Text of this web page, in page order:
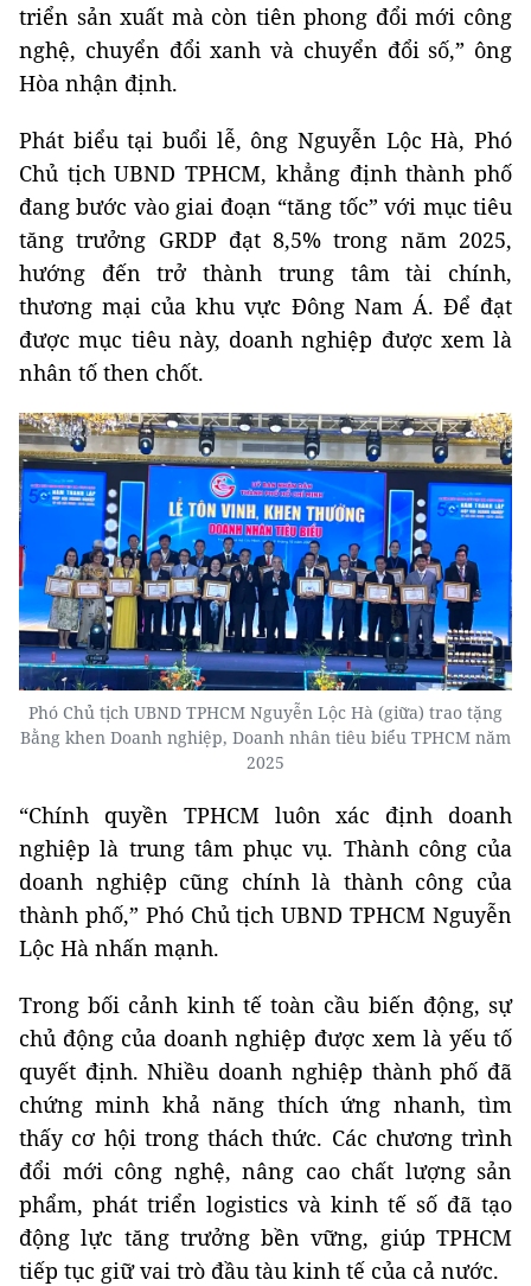
triển sản xuất mà còn tiên phong đổi mới công
nghệ, chuyển đổi xanh và chuyển đổi số,” ông
Hòa nhận định.
Phát biểu tại buổi lễ, ông Nguyễn Lộc Hà, Phó
Chủ tịch UBND TPHCM, khẳng định thành phố
đang bước vào giai đoạn “tăng tốc” với mục tiêu
tăng trưởng GRDP đạt 8,5% trong năm 2025,
hướng đến trở thành trung tâm tài chính,
thương mại của khu vực Đông Nam Á. Để đạt
được mục tiêu này, doanh nghiệp được xem là
nhân tố then chốt.
Phó Chủ tịch UBND TPHCM Nguyễn Lộc Hà (giữa) trao tặng
Bằng khen Doanh nghiệp, Doanh nhân tiêu biểu TPHCM năm
2025
“Chính quyền TPHCM luôn xác định doanh
nghiệp là trung tâm phục vụ. Thành công của
doanh nghiệp cũng chính là thành công của
thành phố,” Phó Chủ tịch UBND TPHCM Nguyễn
Lộc Hà nhấn mạnh.
Trong bối cảnh kinh tế toàn cầu biến động, sự
chủ động của doanh nghiệp được xem là yếu tố
quyết định. Nhiều doanh nghiệp thành phố đã
chứng minh khả năng thích ứng nhanh, tìm
thấy cơ hội trong thách thức. Các chương trình
đổi mới công nghệ, nâng cao chất lượng sản
phẩm, phát triển logistics và kinh tế số đã tạo
động lực tăng trưởng bền vững, giúp TPHCM
tiếp tục giữ vai trò đầu tàu kinh tế của cả nước.